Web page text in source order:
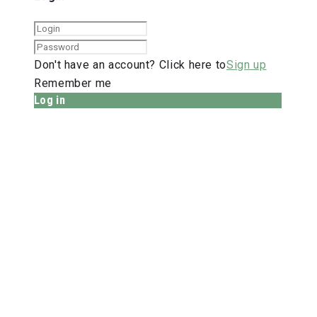
Don't have an account? Click here toSign up
Remember me
Log in